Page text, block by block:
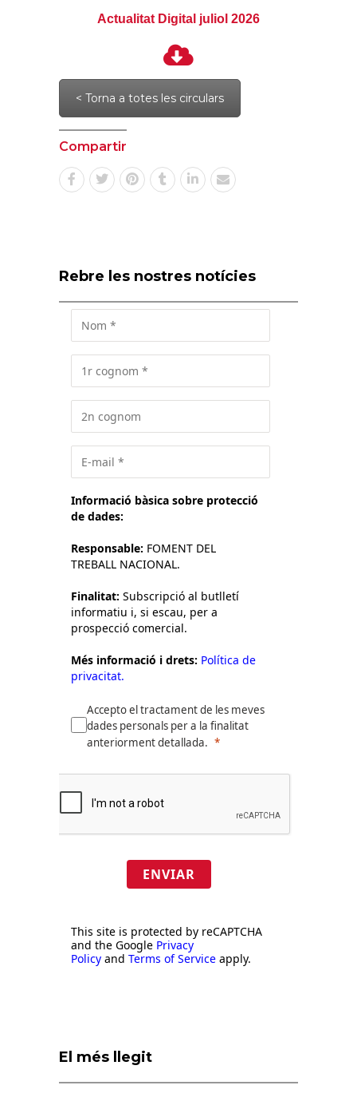
Actualitat Digital juliol 2026
< Torna a totes les circulars
Compartir
Rebre les nostres notícies
Informació bàsica sobre protecció
de dades:
Responsable: FOMENT DEL
TREBALL NACIONAL.
Finalitat: Subscripció al butlletí
informatiu i, si escau, per a
prospecció comercial.
Més informació i drets: Política de
privacitat.
Accepto el tractament de les meves
dades personals per a la finalitat
anteriorment detallada.
ENVIAR
This site is protected by reCAPTCHA
and the Google Privacy
Policy and Terms of Service apply.
El més llegit